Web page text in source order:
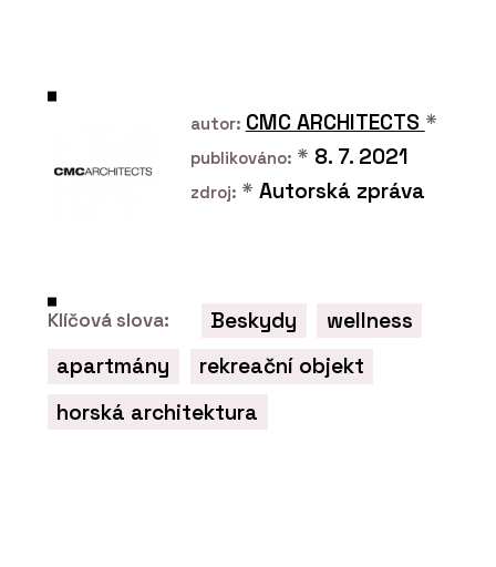
PRODUKTY
kanalizace RAUPIANO PLUS - REHAU
autor: CMC ARCHITECTS *
publikováno: * 8. 7. 2021
zdroj: * Autorská zpráva
Klíčová slova: Beskydy
wellness
apartmány
rekreační objekt
horská architektura